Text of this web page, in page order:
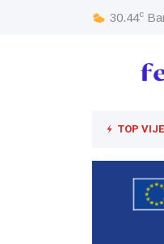
30.44c
TOP